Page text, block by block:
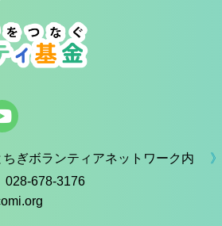
ぎボランティアネットワーク内
678-3176